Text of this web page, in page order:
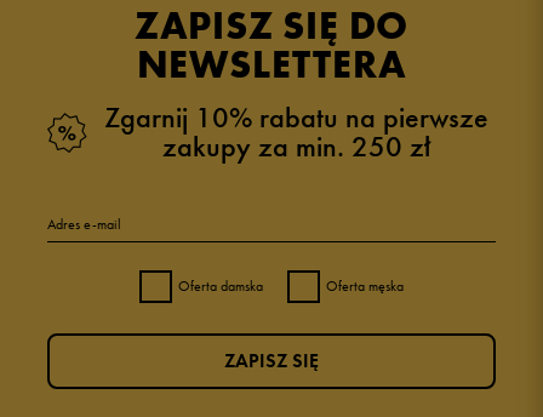
ZAPISZ SIĘ DO
NEWSLETTERA
Zgarnij 10% rabatu na pierwsze
zakupy za min. 250 zł
Adres e-mail
Oferta damska Oferta męska
ZAPISZ SIĘ